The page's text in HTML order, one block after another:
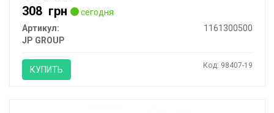
308 грн
сегодня
Артикул:
1161300500
JP GROUP
КУПИТЬ Код: 98407-19